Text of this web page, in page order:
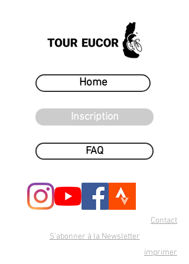
Home
FAQ
Inscription
Contact
S'abonner à la Newsletter
imprimer